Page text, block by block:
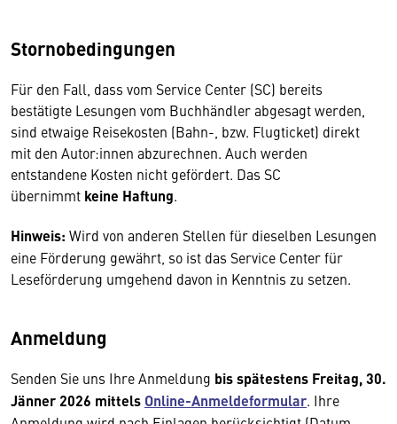
Stornobedingungen
Für den Fall, dass vom Service Center (SC) bereits
bestätigte Lesungen vom Buchhändler abgesagt werden,
sind etwaige Reisekosten (Bahn-, bzw. Flugticket) direkt
mit den Autor:innen abzurechnen. Auch werden
entstandene Kosten nicht gefördert. Das SC
übernimmt keine Haftung.
Hinweis: Wird von anderen Stellen für dieselben Lesungen
eine Förderung gewährt, so ist das Service Center für
Leseförderung umgehend davon in Kenntnis zu setzen.
Anmeldung
Senden Sie uns Ihre Anmeldung bis spätestens Freitag, 30.
Jänner 2026 mittels Online-Anmeldeformular. Ihre